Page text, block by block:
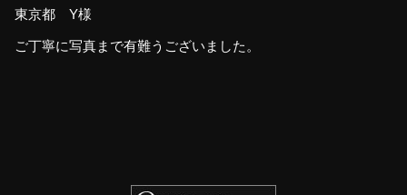
東京都 Y様
ご丁寧に写真まで有難うございました。